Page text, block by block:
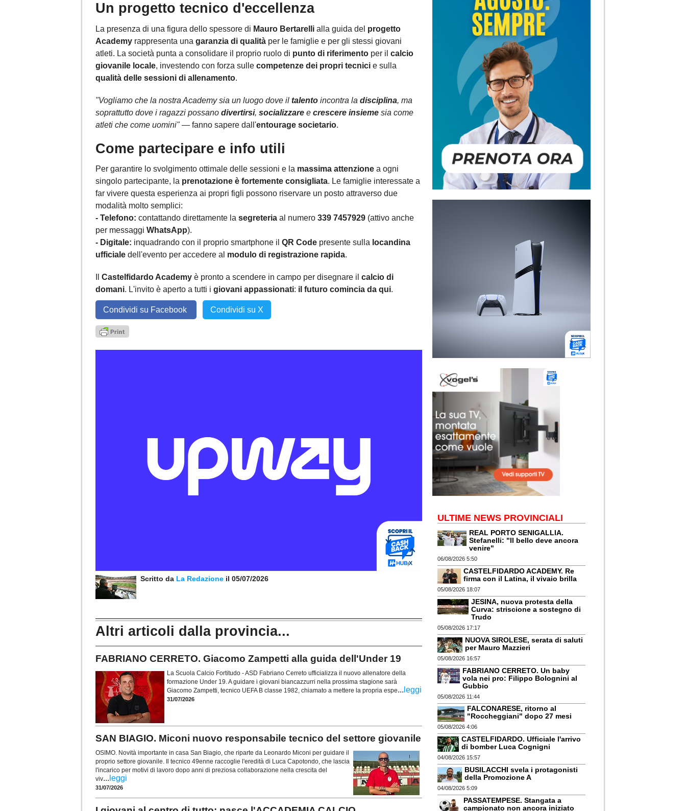
Un progetto tecnico d'eccellenza
La presenza di una figura dello spessore di Mauro Bertarelli alla guida del progetto
Academy rappresenta una garanzia di qualità per le famiglie e per gli stessi giovani
atleti. La società punta a consolidare il proprio ruolo di punto di riferimento per il calcio
giovanile locale, investendo con forza sulle competenze dei propri tecnici e sulla
qualità delle sessioni di allenamento.
"Vogliamo che la nostra Academy sia un luogo dove il talento incontra la disciplina, ma
soprattutto dove i ragazzi possano divertirsi, socializzare e crescere insieme sia come
atleti che come uomini"— fanno sapere dall'entourage societario.
Come partecipare e info utili
Per garantire lo svolgimento ottimale delle sessioni e la massima attenzione a ogni
singolo partecipante, la prenotazione è fortemente consigliata. Le famiglie interessate a
far vivere questa esperienza ai propri figli possono riservare un posto attraverso due
modalità molto semplici:
- Telefono: contattando direttamente la segreteria al numero 339 7457929 (attivo anche
per messaggi WhatsApp).
- Digitale: inquadrando con il proprio smartphone il QR Code presente sulla locandina
ufficiale dell'evento per accedere al modulo di registrazione rapida.
Castelfidardo Academy è pronto a scendere in campo per disegnare il calcio di
domani. L'invito è aperto a tutti i giovani appassionati: il futuro comincia da qui.
Condividi su Facebook Condividi su X
Scritto da La Redazione il 05/07/2026
Altri articoli dalla provincia...
FABRIANO CERRETO. Giacomo Zampetti alla guida dell'Under 19
La Scuola Calcio Fortitudo - ASD Fabriano Cerreto ufficializza il nuovo allenatore della
formazione Under 19. A guidare i giovani biancazzurri nella prossima stagione sarà
Giacomo Zampetti, tecnico UEFA B classe 1982, chiamato a mettere la propria espe... leggi
31/07/2026
SAN BIAGIO. Miconi nuovo responsabile tecnico del settore giovanile
OSIMO. Novità importante in casa San Biagio, che riparte da Leonardo Miconi per guidare il
proprio settore giovanile. Il tecnico 49enne raccoglie l'eredità di Luca Capotondo, che lascia
l'incarico per motivi di lavoro dopo anni di preziosa collaborazione nella crescita del
viv... leggi
31/07/2026
ULTIME NEWS PROVINCIALI
REAL PORTO SENIGALLIA.
Stefanelli: "Il bello deve ancora
venire"
06/08/2026 5:50
CASTELFIDARDO ACADEMY. Re
firma con il Latina, il vivaio brilla
05/08/2026 18:07
JESINA, nuova protesta della
Curva: striscione a sostegno di
Trudo
05/08/2026 17:17
NUOVA SIROLESE, serata di saluti
per Mauro Mazzieri
05/08/2026 16:57
FABRIANO CERRETO. Un baby
vola nei pro: Filippo Bolognini al
Gubbio
05/08/2026 11:44
FALCONARESE, ritorno al
"Roccheggiani" dopo 27 mesi
05/08/2026 4:06
CASTELFIDARDO. Ufficiale l'arrivo
di bomber Luca Cognigni
04/08/2026 15:57
BUSILACCHI svela i protagonisti
della Promozione A
04/08/2026 5:09
PASSATEMPESE. Stangata a
campionato non ancora iniziato